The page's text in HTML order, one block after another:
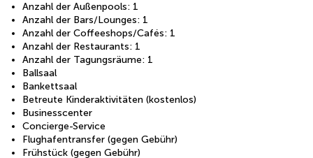
Anzahl der Außenpools: 1
Anzahl der Bars/Lounges: 1
Anzahl der Coffeeshops/Cafés: 1
Anzahl der Restaurants: 1
Anzahl der Tagungsräume: 1
Ballsaal
Bankettsaal
Betreute Kinderaktivitäten (kostenlos)
Businesscenter
Concierge-Service
Flughafentransfer (gegen Gebühr)
Frühstück (gegen Gebühr)